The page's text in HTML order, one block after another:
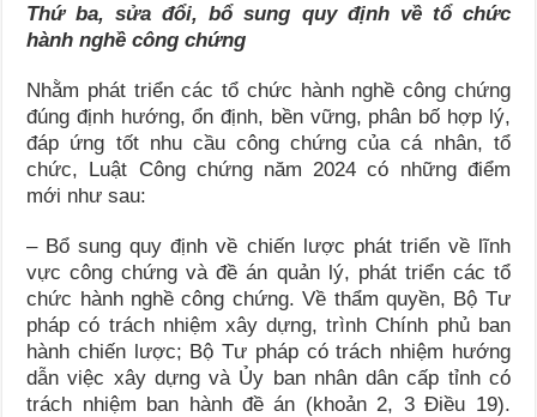
Thứ ba, sửa đổi, bổ sung quy định về tổ chức
hành nghề công chứng
Nhằm phát triển các tổ chức hành nghề công chứng
đúng định hướng, ổn định, bền vững, phân bố hợp lý,
đáp ứng tốt nhu cầu công chứng của cá nhân, tổ
chức, Luật Công chứng năm 2024 có những điểm
mới như sau:
– Bổ sung quy định về chiến lược phát triển về lĩnh
vực công chứng và đề án quản lý, phát triển các tổ
chức hành nghề công chứng. Về thẩm quyền, Bộ Tư
pháp có trách nhiệm xây dựng, trình Chính phủ ban
hành chiến lược; Bộ Tư pháp có trách nhiệm hướng
dẫn việc xây dựng và Ủy ban nhân dân cấp tỉnh có
trách nhiệm ban hành đề án (khoản 2, 3 Điều 19).